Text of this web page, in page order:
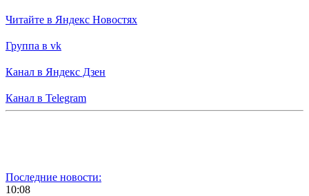
Читайте в Яндекс Новостях
Группа в vk
Канал в Яндекс Дзен
Канал в Telegram
Последние новости:
10:08